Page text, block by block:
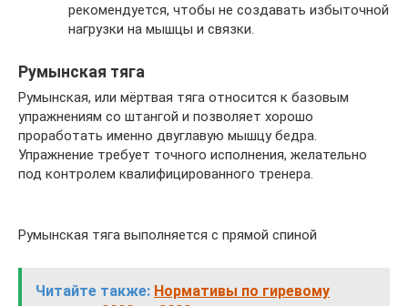
рекомендуется, чтобы не создавать избыточной
нагрузки на мышцы и связки.
Румынская тяга
Румынская, или мёртвая тяга относится к базовым
упражнениям со штангой и позволяет хорошо
проработать именно двуглавую мышцу бедра.
Упражнение требует точного исполнения, желательно
под контролем квалифицированного тренера.
Румынская тяга выполняется с прямой спиной
Читайте также: Нормативы по гиревому